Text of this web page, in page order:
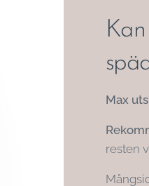
Max
resten